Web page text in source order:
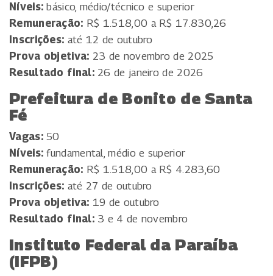
Níveis: básico, médio/técnico e superior
Remuneração: R$ 1.518,00 a R$ 17.830,26
Inscrições: até 12 de outubro
Prova objetiva: 23 de novembro de 2025
Resultado final:26 de janeiro de 2026
Prefeitura de Bonito de Santa
Fé
Vagas:50
Níveis: fundamental, médio e superior
Remuneração: R$ 1.518,00 a R$ 4.283,60
Inscrições: até 27 de outubro
Prova objetiva: 19 de outubro
Resultado final:3 e 4 de novembro
Instituto Federal da Paraíba
(IFPB)